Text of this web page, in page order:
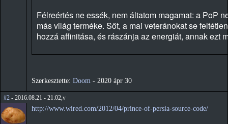
Félreértés ne essék, nem áltatom magamat: a PoP
más világ terméke. Sőt, a mai veteránokat se
hozzá affinitása, és rászánja az energiát, annak ezt
Szerkesztette: Doom - 2020 ápr 30
#2 - 2016.08.21 - 21:02,v
http://www.wired.com/2012/04/prince-of-persia-source-code/